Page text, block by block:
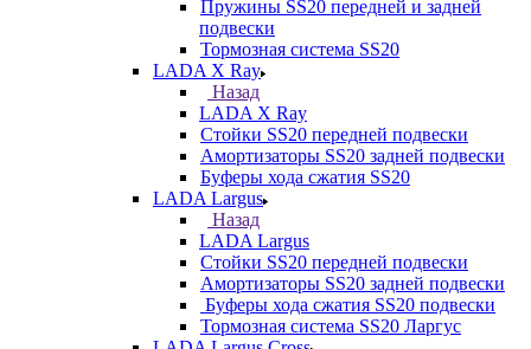
Пружины SS20 передней и задней
подвески
Тормозная система SS20
LADA X Ray
Назад
LADA X Ray
Стойки SS20 передней подвески
Амортизаторы SS20 задней подвески
Буферы хода сжатия SS20
LADA Largus
Назад
LADA Largus
Стойки SS20 передней подвески
Амортизаторы SS20 задней подвески
Буферы хода сжатия SS20 подвески
Тормозная система SS20 Ларгус